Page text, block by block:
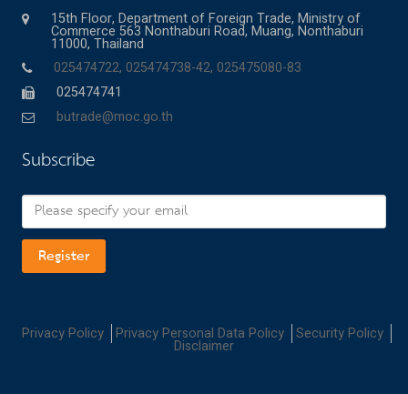
15th Floor, Department of Foreign Trade, Ministry of
Commerce 563 Nonthaburi Road, Muang, Nonthaburi
11000, Thailand
025474722, 025474738-42, 025475080-83
025474741
butrade@moc.go.th
Subscribe
Register
Privacy Policy Privacy Personal Data Policy Security Policy
Disclaimer